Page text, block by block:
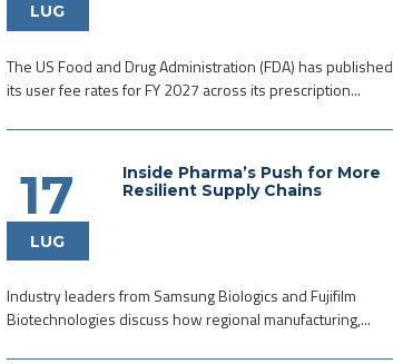
LUG
The US Food and Drug Administration (FDA) has published
its user fee rates for FY 2027 across its prescription...
17
LUG
Inside Pharma’s Push for More
Resilient Supply Chains
Industry leaders from Samsung Biologics and Fujifilm
Biotechnologies discuss how regional manufacturing,...